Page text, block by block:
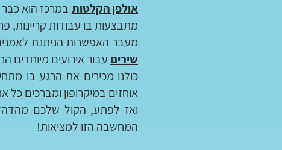
אולפן הקלטות במרכז הוא
מתבצעות בו עבודות קריינות,
מעבר האפשרות הניתנת
שירים עבור אירועים מיוחדים
כולנו מכירים את הרגע בו
אוחזים במיקרופון ומברכים
ואז לפתע, הקול שלכם
המחשבה הזו למציאות!